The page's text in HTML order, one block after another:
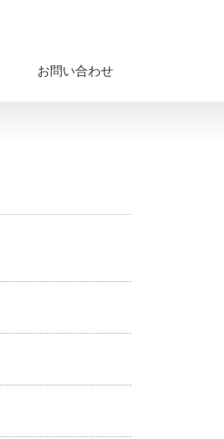
お問い合わせ